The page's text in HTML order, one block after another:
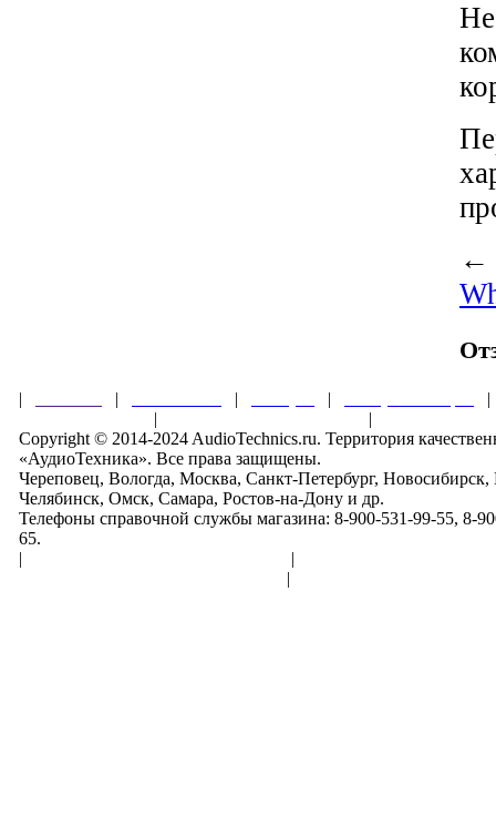
←
| | | |
|
|
Copyright © 2014-2024 AudioTechnics.ru. Территория
«АудиоТехника». Все права защищены.
Череповец, Вологда, Москва, Санкт-Петербург,
Челябинск, Омск, Самара, Ростов-на-Дону и др.
Телефоны справочной службы магазина: 8-900-531-99-55, 8-
65.
|
|
|